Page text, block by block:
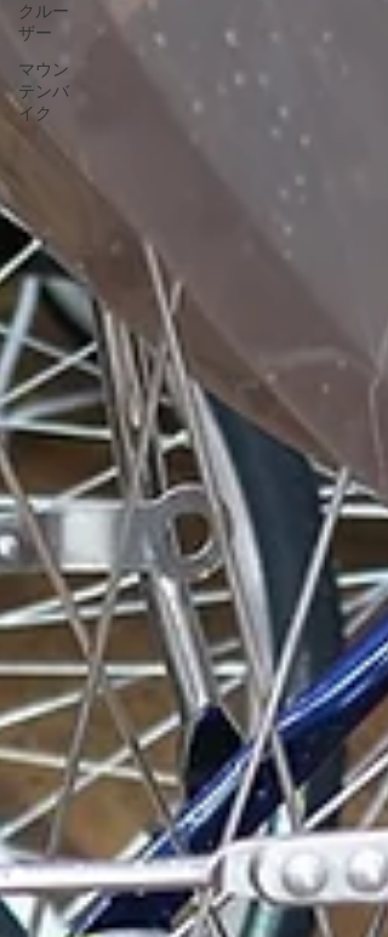
クルー
ザー
マウン
テンバ
イク